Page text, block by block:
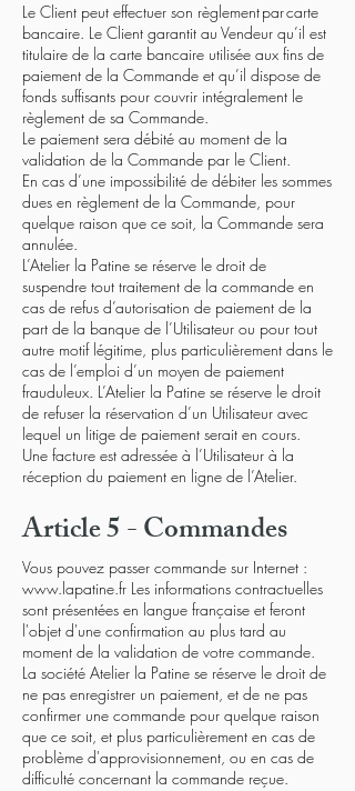
Le Client peut effectuer son règlement par carte
bancaire. Le Client garantit au Vendeur qu’il est
titulaire de la carte bancaire utilisée aux fins de
paiement de la Commande et qu’il dispose de
fonds suffisants pour couvrir intégralement le
règlement de sa Commande.
Le paiement sera débité au moment de la
validation de la Commande par le Client.
En cas d’une impossibilité de débiter les sommes
dues en règlement de la Commande, pour
quelque raison que ce soit, la Commande sera
annulée.
L’Atelier la Patine se réserve le droit de
suspendre tout traitement de la commande en
cas de refus d’autorisation de paiement de la
part de la banque de l’Utilisateur ou pour tout
autre motif légitime, plus particulièrement dans le
cas de l’emploi d’un moyen de paiement
frauduleux. L’Atelier la Patine se réserve le droit
de refuser la réservation d’un Utilisateur avec
lequel un litige de paiement serait en cours.
Une facture est adressée à l’Utilisateur à la
réception du paiement en ligne de l’Atelier.
Article 5 - Commandes
Vous pouvez passer commande sur Internet :
www.lapatine.fr Les informations contractuelles
sont présentées en langue française et feront
l'objet d'une confirmation au plus tard au
moment de la validation de votre commande.
La société Atelier la Patine se réserve le droit de
ne pas enregistrer un paiement, et de ne pas
confirmer une commande pour quelque raison
que ce soit, et plus particulièrement en cas de
problème d'approvisionnement, ou en cas de
difficulté concernant la commande reçue.